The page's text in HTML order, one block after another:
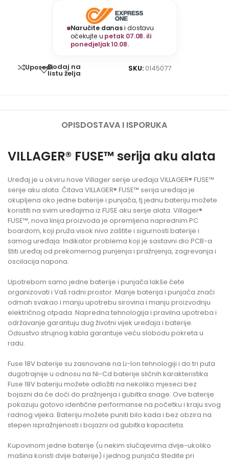
Naručite danasi dostavu
očekujte u petak 07.08. ili
ponedjeljak 10.08.
UporediDodaj na
listu želja
SKU: 0145077
OPISDOSTAVA I ISPORUKA
VILLAGER® FUSE™ serija aku alata
Uređaj je u okviru nove Villager serije uređaja VILLAGER® FUSE™
serije aku alata. Čitava VILLAGER® FUSE™ serija uređaja je
okupljena oko jedne baterije i punjača, tj jednu bateriju možete
koristiti na svim uređajima iz FUSE aku serije alata. Villager®
FUSE™, nova linija proizvoda je opremljena naprednim PC
boardom, koji pruža visok nivo zaštite i sigurnosti baterije i
samog uređaja. Indikator problema koji je sastavni dio PCB-a
štiti uređaj od prekomernog punjenja i pražnjenja, zagrevanja i
oscilacija napona.
Upotrebom samo jedne baterije i punjača lakše ćete
organizovati i Vaš radni prostor. Manje baterija i punjača znači
odmah svakao i manju upotrebu sirovina i manju proizvodnju
električnog otpada. Napredna tehnologija i pravilna upotreba i
održavanje garantuju dug životni vijek uređaja i baterije.
Odsustvo strujnog kabla garantuje veću slobodu pokreta u
radu.
Fuse 18V baterije su zasnovane na Li-Ion tehnologiji i do tri puta
dugotrajnije u odnosu na Ni-Cd baterije sličnih karakteristika.
Fuse 18V bateriju možete odložiti na nekoliko mjeseci bez
bojazni da će doći do pražnjenja i gubitka snage. Ove baterije
pokazuju gotovo identične performanse na početku i kraju svog
radnog vijeka. Bateriju možete puniti bilo kada i bez obzira na
stepen ispražnjenosti i bojazni od gubitka kapaciteta.
Kupovinom jedne baterije (u nekim slučajevima dvije-ukoliko
mašina koristi dvije baterije) i jednog punjača štedite pri